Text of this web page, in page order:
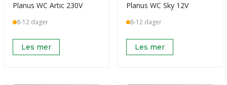
Planus WC Artic 230V
8-12 dager
Les mer
Planus WC Sky 12V
8-12 dager
Les mer